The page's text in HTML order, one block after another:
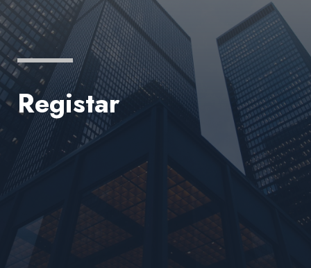
Registar